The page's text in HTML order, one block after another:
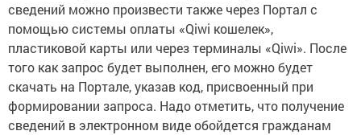
сведений можно произвести также через Портал с
помощью системы оплаты «Qiwi кошелек»,
пластиковой карты или через терминалы «Qiwi». После
того как запрос будет выполнен, его можно будет
скачать на Портале, указав код, присвоенный при
формировании запроса. Надо отметить, что получение
сведений в электронном виде обойдется гражданам